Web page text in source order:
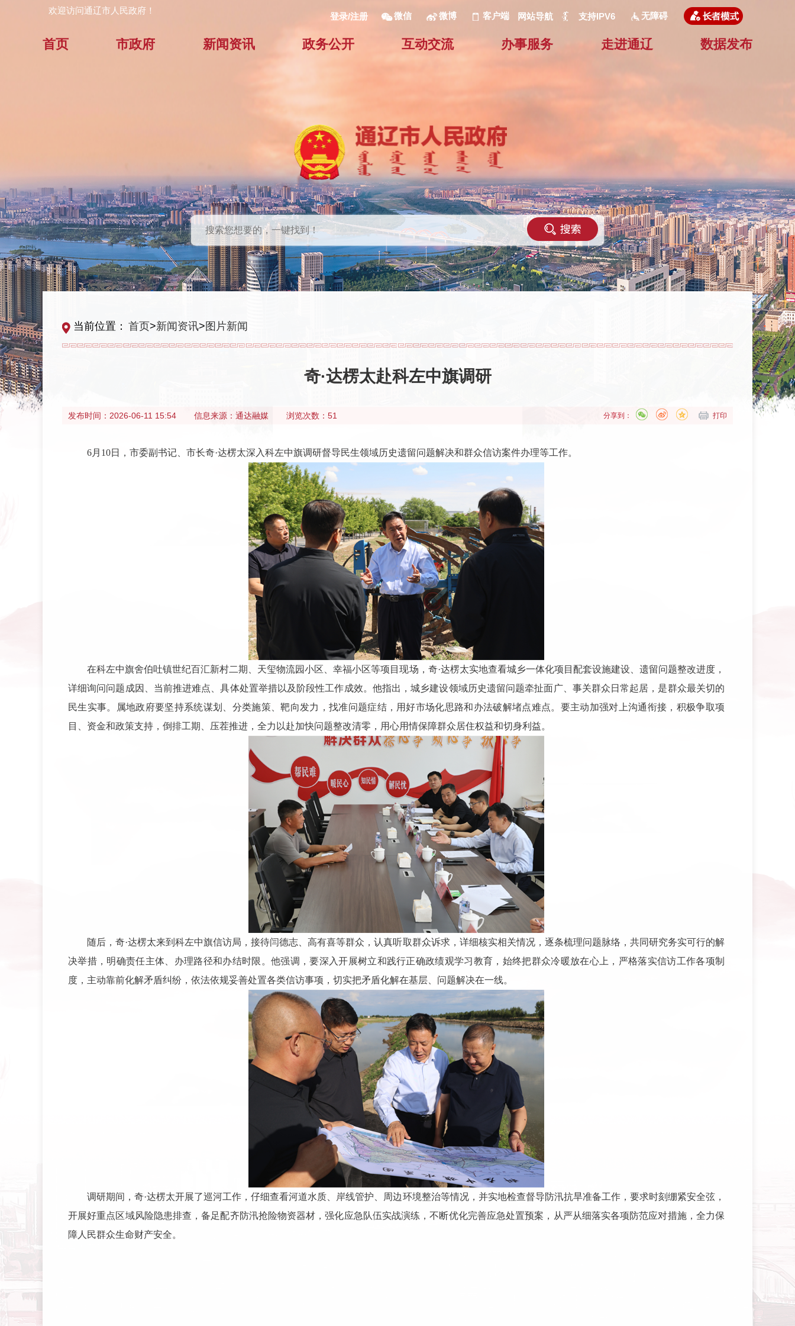
欢迎访问通辽市人民政府！
登录/注册 微信 微博 客户端 网站导航 支持IPV6 无障碍
首页 市政府 新闻资讯 政务公开 互动交流 办事服务 走进通辽 数据发布
当前位置： 首页>新闻资讯> 图片新闻
奇·达楞太赴科左中旗调研
发布时间： 2026-06-11 15:54 信息来源： 通达融媒 浏览次数：51 打印
分享到：
6月10日，市委副书记、市长奇·达楞太深入科左中旗调研督导民生领域历史遗留问题解决和群众信访案件办理等工作。
在科左中旗舍伯吐镇世纪百汇新村二期、天玺物流园小区、幸福小区等项目现场，奇·达楞太实地查看城乡一体化项目配套设施建设、遗留问题整改进度，
详细询问问题成因、当前推进难点、具体处置举措以及阶段性工作成效。他指出，城乡建设领域历史遗留问题牵扯面广、事关群众日常起居，是群众最关切的
民生实事。属地政府要坚持系统谋划、分类施策、靶向发力，找准问题症结，用好市场化思路和办法破解堵点难点。要主动加强对上沟通衔接，积极争取项
目、资金和政策支持，倒排工期、压茬推进，全力以赴加快问题整改清零，用心用情保障群众居住权益和切身利益。
随后，奇·达楞太来到科左中旗信访局，接待闫德志、高有喜等群众，认真听取群众诉求，详细核实相关情况，逐条梳理问题脉络，共同研究务实可行的解
决举措，明确责任主体、办理路径和办结时限。他强调，要深入开展树立和践行正确政绩观学习教育，始终把群众冷暖放在心上，严格落实信访工作各项制
度，主动靠前化解矛盾纠纷，依法依规妥善处置各类信访事项，切实把矛盾化解在基层、问题解决在一线。
调研期间，奇·达楞太开展了巡河工作，仔细查看河道水质、岸线管护、周边环境整治等情况，并实地检查督导防汛抗旱准备工作，要求时刻绷紧安全弦，
开展好重点区域风险隐患排查，备足配齐防汛抢险物资器材，强化应急队伍实战演练，不断优化完善应急处置预案，从严从细落实各项防范应对措施，全力保
障人民群众生命财产安全。